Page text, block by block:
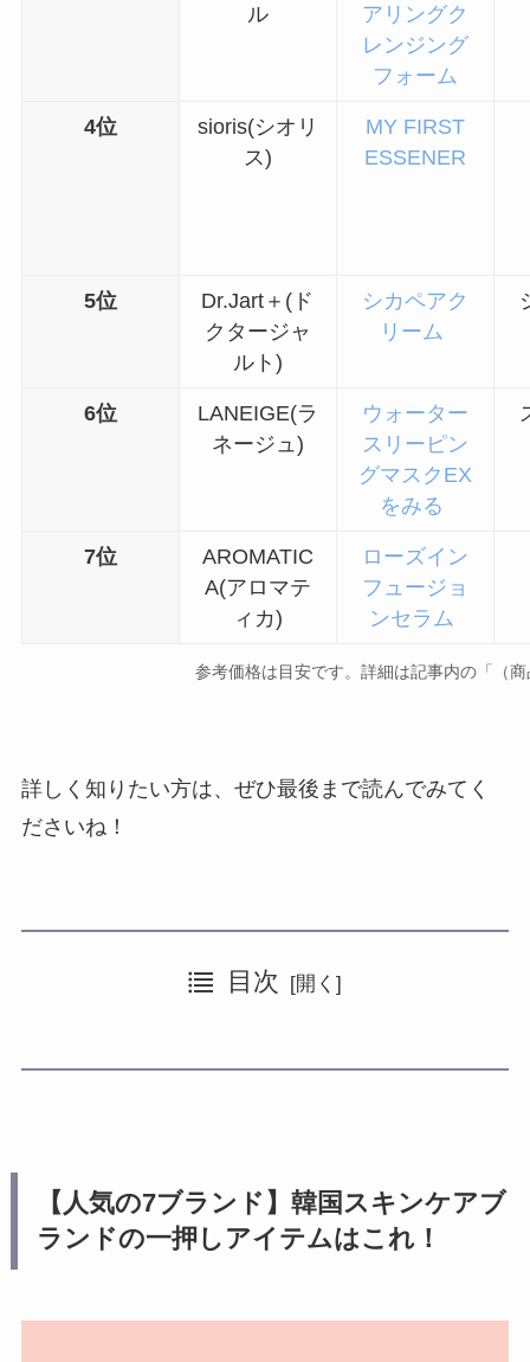
ル
アリングク
レンジング
フォーム
4位
sioris(シオリ
ス)
MY FIRST
ESSENER
5位
Dr.Jart＋(ド
クタージャ
ルト)
シカペアク
リーム
6位
LANEIGE(ラ
ネージュ)
ウォーター
スリーピン
グマスクEX
をみる
7位
AROMATIC
A(アロマテ
ィカ)
ローズイン
フュージョ
ンセラム
参考価格は目安です。詳細は記事内の「（
詳しく知りたい方は、ぜひ最後まで読んでみてく
ださいね！
目次
【人気の7ブランド】韓国スキンケアブ
ランドの一押しアイテムはこれ！